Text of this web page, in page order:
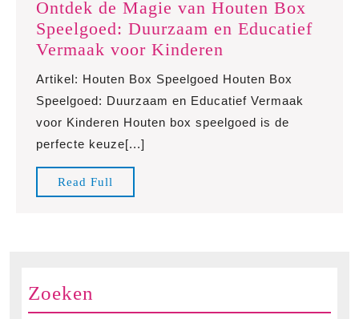
Ontdek de Magie van Houten Box
Speelgoed: Duurzaam en Educatief
Vermaak voor Kinderen
Magie
van
Houten
Artikel: Houten Box Speelgoed Houten Box
Speelgoed: Duurzaam en Educatief Vermaak
voor Kinderen Houten box speelgoed is de
perfecte keuze[...]
Read Full
Full
Zoeken